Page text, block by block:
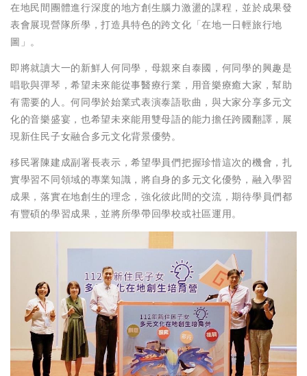
在地民間團體進行深度的地方創生腦力激盪的課程，並於成果發
表會展現營隊所學，打造具特色的跨文化「在地一日輕旅行地
圖」。
即將就讀大一的新鮮人何同學，母親來自泰國，何同學的興趣是
唱歌與彈琴，希望未來能從事醫療行業，用音樂療癒大家，幫助
有需要的人。何同學於始業式表演泰語歌曲，與大家分享多元文
化的音樂盛宴，也希望未來能用雙母語的能力擔任跨國翻譯，展
現新住民子女融合多元文化背景優勢。
移民署陳建成副署長表示，希望學員們把握珍惜這次的機會，扎
實學習不同領域的專業知識，將自身的多元文化優勢，融入學習
成果，落實在地創生的理念，強化彼此間的交流，期待學員們都
有豐碩的學習成果，並將所學帶回學校或社區運用。